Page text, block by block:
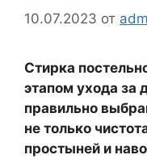
10.07.2023 от
Стирка
этапом ухода за
правильно
не только
простыней и